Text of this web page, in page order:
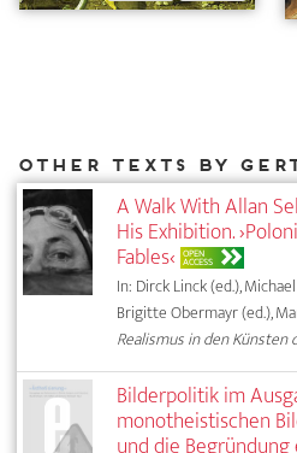
A Walk With Allan
His Exhibition.
Fables‹ OPEN
ACCESS
In: Dirck Linck (ed.),
Brigitte Obermayr (ed.),
Realismus in den Künsten
Bilderpolitik im
monotheistischen